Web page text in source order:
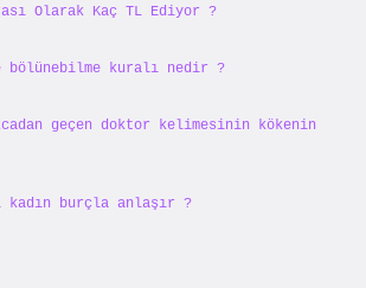
Olarak Kaç TL Ediyor ?
kuralı nedir ?
geçen doktor kelimesinin kökenin
kadın burçla anlaşır ?